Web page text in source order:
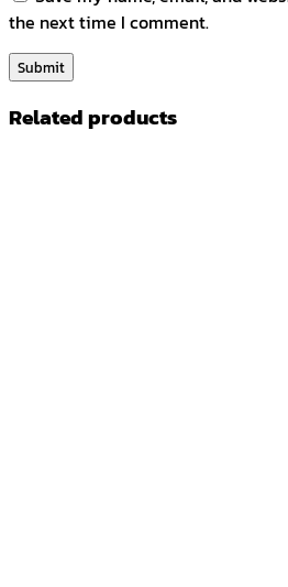
the next time I comment.
Related products